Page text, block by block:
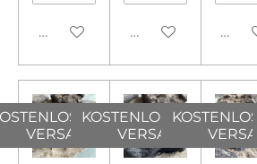
In den Warenkorb
In den In
VERSAND
KOSTENLOSER
VERSAND